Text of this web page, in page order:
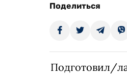
Поделиться
Подготовил/